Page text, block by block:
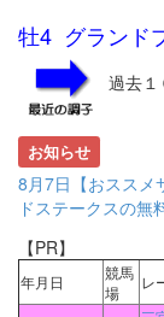
牡4 グランド
過去１
お知らせ
8月7日【おススメ
ドステークスの無
【PR】
年月日
競馬
場
レ